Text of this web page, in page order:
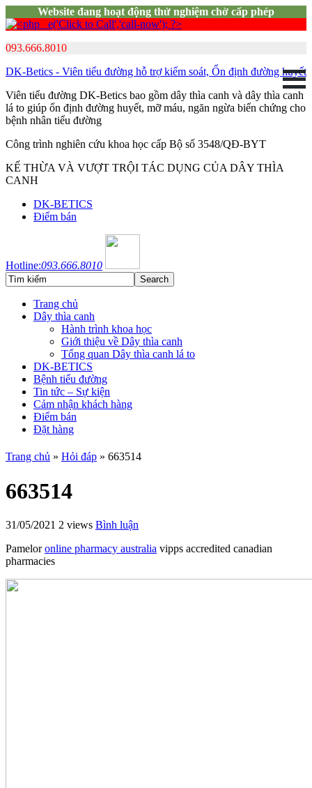
Website đang hoạt động thử nghiệm chờ cấp phép
093.666.8010
DK-Betics - Viên tiểu đường hỗ trợ kiểm soát, Ổn định đường huyết
Viên tiểu đường DK-Betics bao gồm dây thìa canh và dây thìa canh
lá to giúp ổn định đường huyết, mỡ máu, ngăn ngừa biến chứng cho
bệnh nhân tiểu đường
Công trình nghiên cứu khoa học cấp Bộ số 3548/QĐ-BYT
KẾ THỪA VÀ VƯỢT TRỘI TÁC DỤNG CỦA DÂY THÌA
CANH
DK-BETICS
Điểm bán
Hotline:093.666.8010
Trang chủ
Dây thìa canh
Hành trình khoa học
Giới thiệu về Dây thìa canh
Tổng quan Dây thìa canh lá to
DK-BETICS
Bệnh tiểu đường
Tin tức – Sự kiện
Cảm nhận khách hàng
Điểm bán
Đặt hàng
Trang chủ » Hỏi đáp » 663514
663514
31/05/2021 2 views Bình luận
Pameloronline pharmacy australia vipps accredited canadian
pharmacies